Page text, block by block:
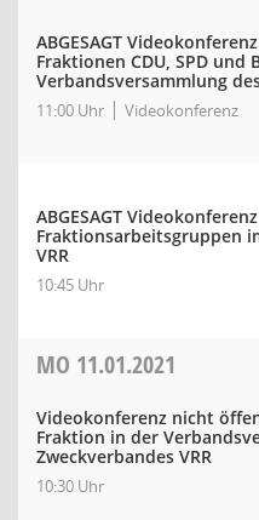
ABGESAGT
Fraktionen CDU, SPD
Verbandsversammlung des
11:00 Uhr Videokonferenz
ABGESAGT
Fraktionsarbeitsgruppen
VRR
10:45 Uhr
MO 11.01.2021
Videokonferenz nicht
Fraktion in der
Zweckverbandes VRR
10:30 Uhr